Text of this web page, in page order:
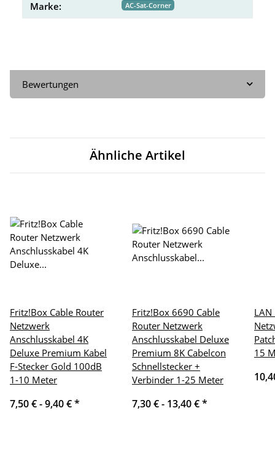
Marke: AC-Sat-Corner
Bewertungen
Ähnliche Artikel
Fritz!Box Cable Router
Netzwerk
Anschlusskabel 4K
Deluxe Premium Kabel
F-Stecker Gold 100dB
1-10 Meter
7,50 € -9,40 €*
Fritz!Box 6690 Cable
Router Netzwerk
Anschlusskabel Deluxe
Premium 8K Cabelcon
Schnellstecker +
Verbinder 1-25 Meter
7,30 € - 13,40 €*
LAN
15